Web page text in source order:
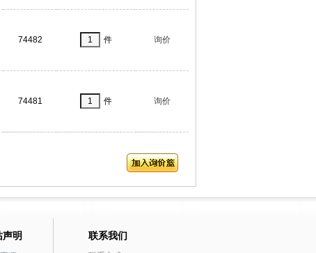
74482 件 询价
74481 件 询价
声明 联系我们